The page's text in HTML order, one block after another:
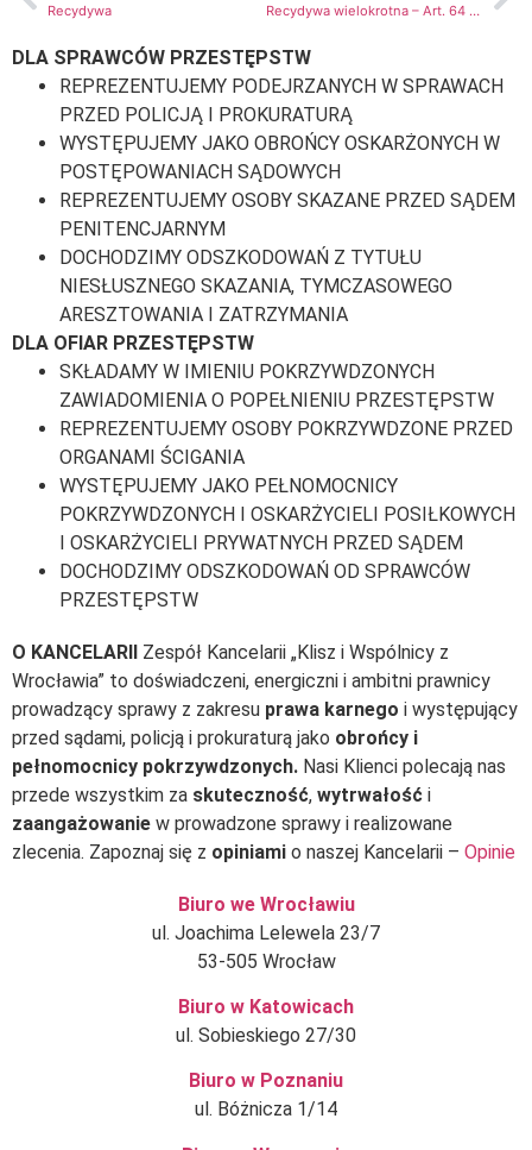
Recydywa Recydywa wielokrotna – Art. 64 § 2 k.k.
Biuro we Wrocławiu
ul. Joachima Lelewela 23/7
53-505 Wrocław
Biuro w Katowicach
ul. Sobieskiego 27/30
Biuro w Poznaniu
ul. Bóżnicza 1/14
O KANCELARII Zespół Kancelarii „Klisz i Wspólnicy z
Wrocławia” to doświadczeni, energiczni i ambitni prawnicy
prowadzący sprawy z zakresu prawa karnego i występujący
przed sądami, policją i prokuraturą jako obrońcy i
pełnomocnicy pokrzywdzonych. Nasi Klienci polecają nas
przede wszystkim za skuteczność, wytrwałość i
zaangażowanie w prowadzone sprawy i realizowane
zlecenia. Zapoznaj się z opiniami o naszej Kancelarii – Opinie
DLA SPRAWCÓW PRZESTĘPSTW
REPREZENTUJEMY PODEJRZANYCH W SPRAWACH
PRZED POLICJĄ I PROKURATURĄ
WYSTĘPUJEMY JAKO OBROŃCY OSKARŻONYCH W
POSTĘPOWANIACH SĄDOWYCH
REPREZENTUJEMY OSOBY SKAZANE PRZED SĄDEM
PENITENCJARNYM
DOCHODZIMY ODSZKODOWAŃ Z TYTUŁU
NIESŁUSZNEGO SKAZANIA, TYMCZASOWEGO
ARESZTOWANIA I ZATRZYMANIA
DLA OFIAR PRZESTĘPSTW
SKŁADAMY W IMIENIU POKRZYWDZONYCH
ZAWIADOMIENIA O POPEŁNIENIU PRZESTĘPSTW
REPREZENTUJEMY OSOBY POKRZYWDZONE PRZED
ORGANAMI ŚCIGANIA
WYSTĘPUJEMY JAKO PEŁNOMOCNICY
POKRZYWDZONYCH I OSKARŻYCIELI POSIŁKOWYCH
I OSKARŻYCIELI PRYWATNYCH PRZED SĄDEM
DOCHODZIMY ODSZKODOWAŃ OD SPRAWCÓW
PRZESTĘPSTW